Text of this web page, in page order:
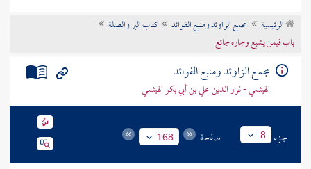
تراجم الأعلام
الرئيسية مجمع الزاوئد ومنبع الفوائد
كتاب البر والصلة
باب فيمن يشبع وجاره جائع
مجمع الزاوئد ومنبع الفوائد
الهيثمي - نور الدين علي بن أبي بكر الهيثمي
جزء 8 صفحة 168